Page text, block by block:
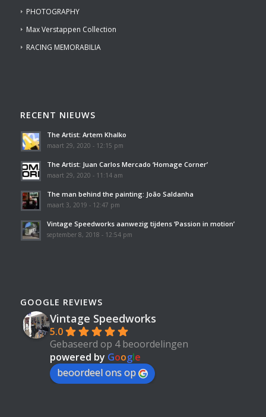
PHOTOGRAPHY
Max Verstappen Collection
RACING MEMORABILIA
RECENT NIEUWS
The Artist: Artem Khalko
maart 29, 2020 - 12:15 pm
The Artist: Juan Carlos Mercado ‘Homage Corner’
maart 29, 2020 - 11:14 am
The man behind the painting: João Saldanha
maart 3, 2019 - 12:47 pm
Vintage Speedworks aanwezig tijdens ‘Passion in motion’
september 8, 2018 - 12:54 pm
GOOGLE REVIEWS
Vintage Speedworks
5.0
Gebaseerd op 4 beoordelingen
powered by Google
beoordeel ons op